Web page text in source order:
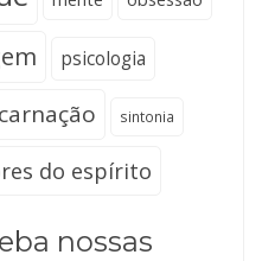
psicologia
sintonia
do espírito
nossas